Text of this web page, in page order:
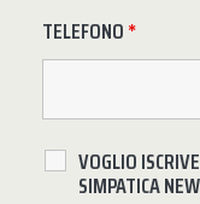
TELEFONO*
VOGLIO
SIMPATICA